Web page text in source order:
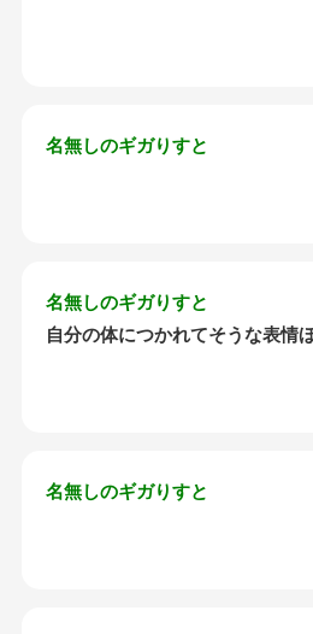
名無しのギガりすと
名無しのギガりすと
自分の体につかれてそうな表情
名無しのギガりすと